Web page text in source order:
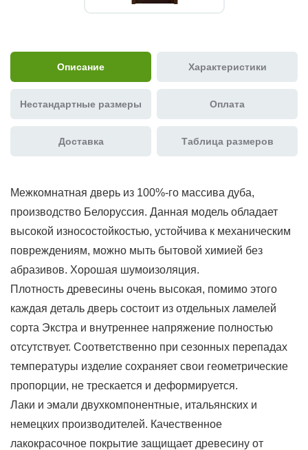
Описание Характеристики
Нестандартные размеры Оплата
Доставка Таблица размеров
Межкомнатная дверь из 100%-го массива дуба,
производство Белоруссия. Данная модель обладает
высокой износостойкостью, устойчива к механическим
повреждениям, можно мыть бытовой химией без
абразивов. Хорошая шумоизоляция.
Плотность древесины очень высокая, помимо этого
каждая деталь дверь состоит из отдельных ламелей
сорта Экстра и внутреннее напряжение полностью
отсутствует. Соответственно при сезонных перепадах
температуры изделие сохраняет свои геометрические
пропорции, не трескается и деформируется.
Лаки и эмали двухкомпонентные, итальянских и
немецких производителей. Качественное
лакокрасочное покрытие защищает древесину от